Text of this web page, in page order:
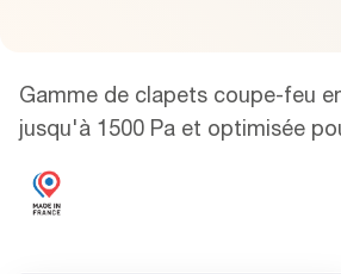
Gamme de clapets coupe-feu
jusqu'à 1500 Pa et optimisée